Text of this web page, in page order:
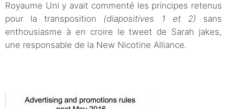
Royaume Uni y avait commenté les principes retenus
pour la transposition (diapositives 1 et 2) sans
enthousiasme à en croire le tweet de Sarah jakes,
une responsable de la New Nicotine Alliance.